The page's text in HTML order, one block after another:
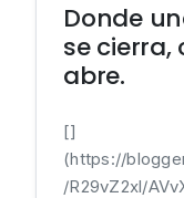
Donde
se cierra,
abre.
[]
(https://
/R29vZ2xl/